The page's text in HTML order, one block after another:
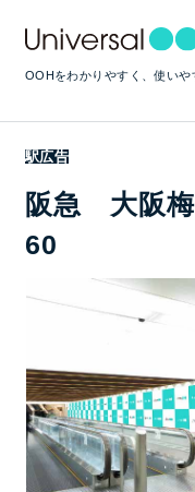
OOHをわかりやすく、使いや
駅広告
阪急 大阪
60